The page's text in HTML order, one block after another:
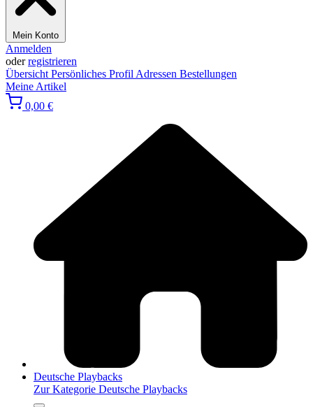
Mein Konto
Anmelden
oderregistrieren
Übersicht Persönliches Profil Adressen Bestellungen
Meine Artikel
0,00 €
Deutsche Playbacks
Zur Kategorie Deutsche Playbacks